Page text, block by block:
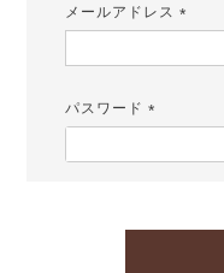
メールアドレス
パスワード